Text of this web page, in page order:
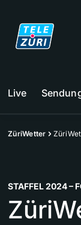
Live
ZüriWetter
STAFFEL 2024 –